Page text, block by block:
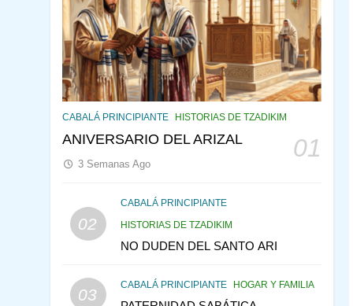
CABALÁ PRINCIPIANTE HISTORIAS DE TZADIKIM
ANIVERSARIO DEL ARIZAL 01
3 Semanas Ago
02
CABALÁ PRINCIPIANTE
HISTORIAS DE TZADIKIM
NO DUDEN DEL SANTO ARI
03
CABALÁ PRINCIPIANTE HOGAR Y FAMILIA
144
¿QUIÉN ES SABIO? EL
QUE VE LO QUE VA A
PENSAMIENTO JUDÍO
DEL TEMPLO Y LA
ALEGRÍA EN MEDIO DE
MES DE MENAJEM AV
CONSEJO DE LOS